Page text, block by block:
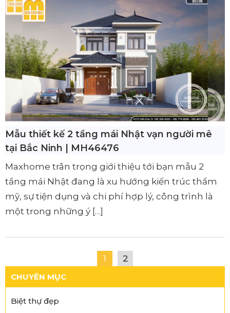
Mẫu thiết kế 2 tầng mái Nhật vạn người mê
tại Bắc Ninh | MH46476
Maxhome trân trọng giới thiệu tới bạn mẫu 2
tầng mái Nhật đang là xu hướng kiến trúc thẩm
mỹ, sự tiện dụng và chi phí hợp lý, công trình là
một trong những ý […]
1 2
CHUYÊN MỤC
Biệt thự đẹp